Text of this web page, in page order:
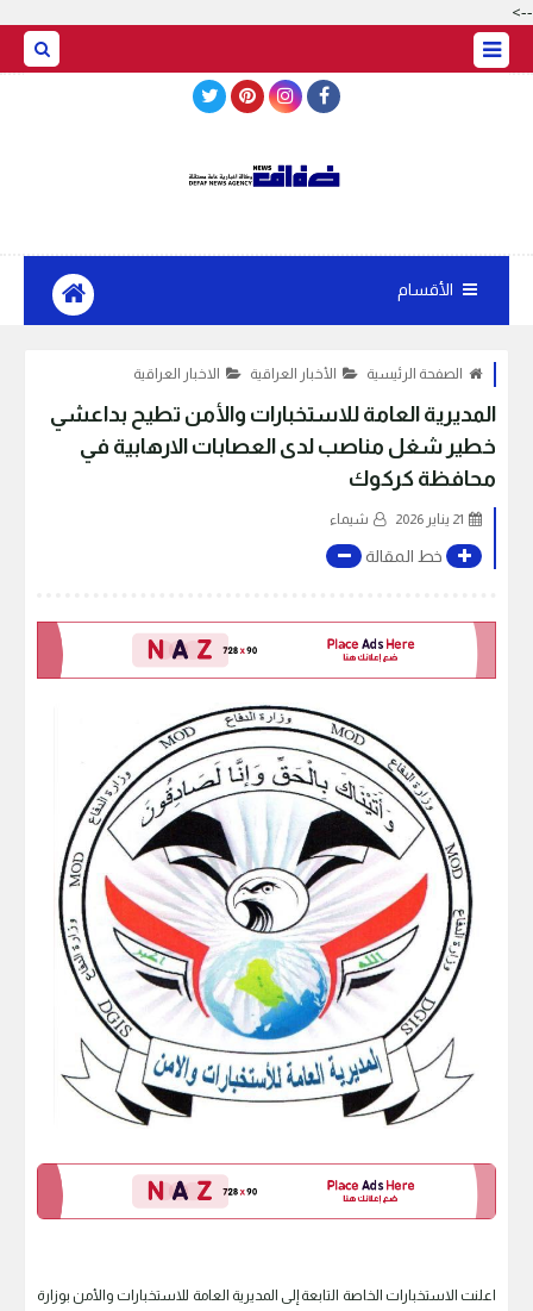
-->
الأقسام
الصفحة الرئيسية الأخبار العراقية الاخبار العراقية
المديرية العامة للاستخبارات والأمن تطيح بداعشي
خطير شغل مناصب لدى العصابات الارهابية في
محافظة كركوك
21 يناير 2026 شيماء
خط المقالة
اعلنت الاستخبارات الخاصة التابعة إلى المديرية العامة للاستخبارات والأمن بوزارة